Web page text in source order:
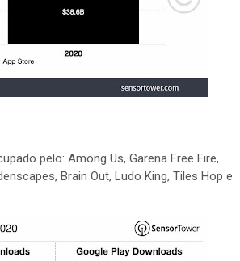
pelo: Among Us, Garena Free Fire,
Brain Out, Ludo King, Tiles Hop e